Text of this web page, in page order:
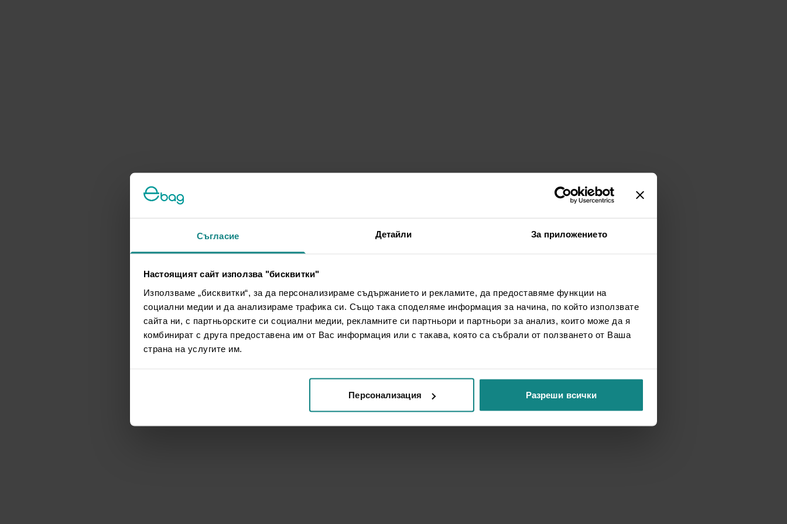
Съгласие Детайли За приложението
Настоящият сайт използва "бисквитки"
Използваме „бисквитки“, за да персонализираме съдържанието и рекламите, да предоставяме функции на
социални медии и да анализираме трафика си. Също така споделяме информация за начина, по който използвате
сайта ни, с партньорските си социални медии, рекламните си партньори и партньори за анализ, които може да я
комбинират с друга предоставена им от Вас информация или с такава, която са събрали от ползването от Ваша
страна на услугите им.
Персонализация Разреши всички